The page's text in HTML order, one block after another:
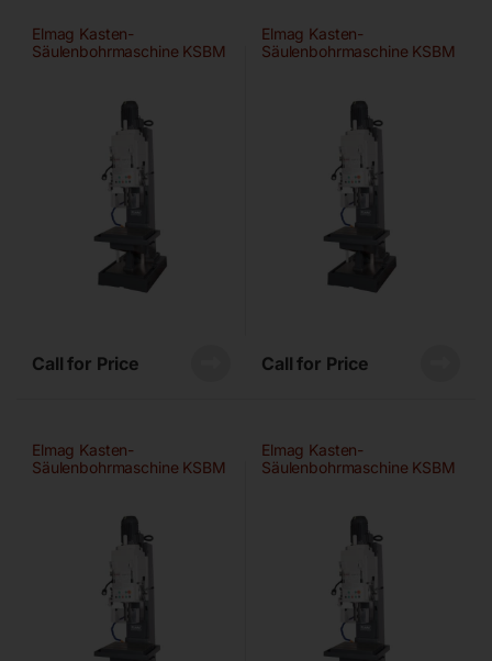
Elmag Kasten-
Säulenbohrmaschine KSBM
Call for Price
Elmag Kasten-
Säulenbohrmaschine KSBM
Call for Price
Elmag Kasten-
Säulenbohrmaschine KSBM
Elmag Kasten-
Säulenbohrmaschine KSBM